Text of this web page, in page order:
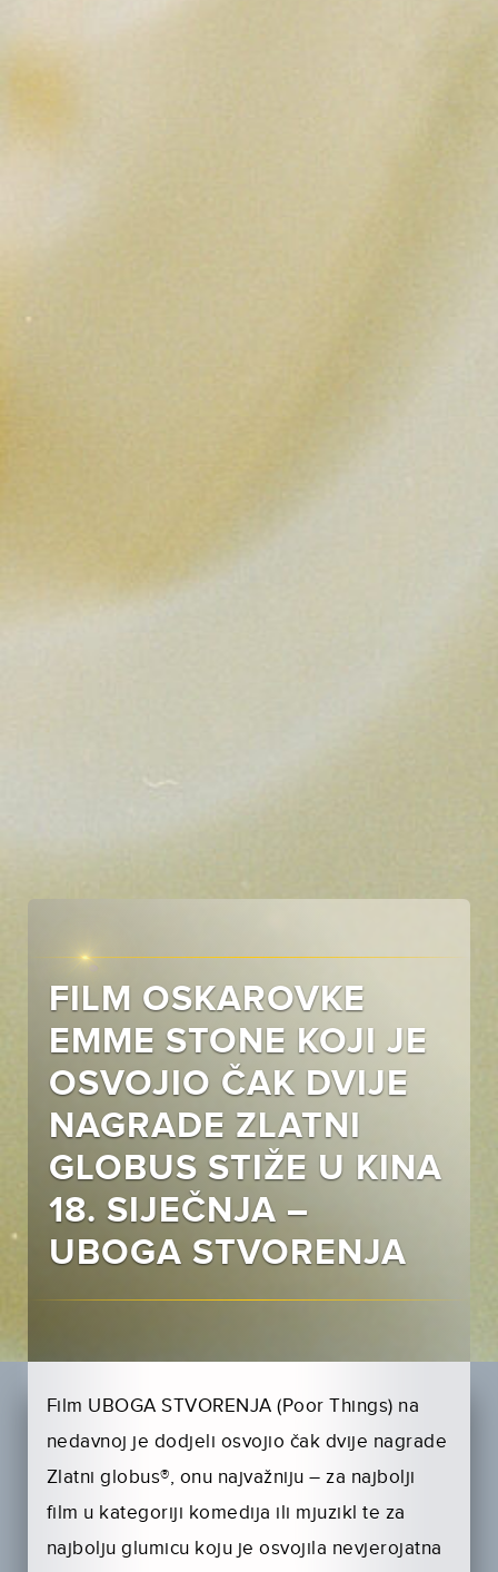
FILM OSKAROVKE
EMME STONE KOJI JE
OSVOJIO ČAK DVIJE
NAGRADE ZLATNI
GLOBUS STIŽE U KINA
18. SIJEČNJA –
UBOGA STVORENJA
Film UBOGA STVORENJA (Poor Things) na
nedavnoj je dodjeli osvojio čak dvije nagrade
Zlatni globus®, onu najvažniju – za najbolji
film u kategoriji komedija ili mjuzikl te za
najbolju glumicu koju je osvojila nevjerojatna